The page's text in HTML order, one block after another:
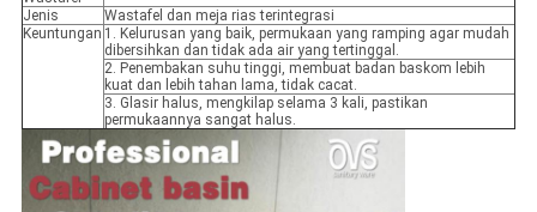
Jenis
Wastafel dan meja rias terintegrasi
Keuntungan 1. Kelurusan yang baik, permukaan yang ramping agar mudah
dibersihkan dan tidak ada air yang tertinggal.
2. Penembakan suhu tinggi, membuat badan baskom lebih
kuat dan lebih tahan lama, tidak cacat.
3. Glasir halus, mengkilap selama 3 kali, pastikan
permukaannya sangat halus.